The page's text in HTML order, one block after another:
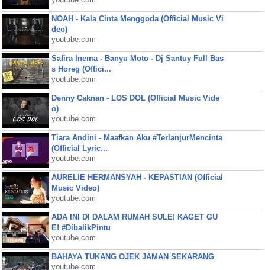
NOAH - Kala Cinta Menggoda (Official Music Vi
deo)
youtube.com
Safira Inema - Banyu Moto - Dj Santuy Full Bas
s Horeg (Offici...
youtube.com
Denny Caknan - LOS DOL (Official Music Vide
o)
youtube.com
Tiara Andini - Maafkan Aku #TerlanjurMencinta
(Official Lyric...
youtube.com
AURELIE HERMANSYAH - KEPASTIAN (Official
Music Video)
youtube.com
ADA INI DI DALAM RUMAH SULE! KAGET GU
E! #DibalikPintu
youtube.com
BAHAYA TUKANG OJEK JAMAN SEKARANG
youtube.com